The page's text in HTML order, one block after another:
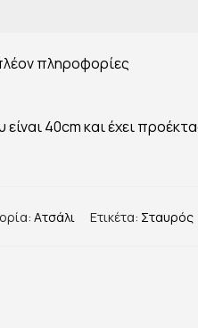
πληροφορίες
40cm και έχει
Ατσάλι Ετικέτα: Σταυρός